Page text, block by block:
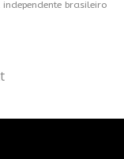
brasileiro